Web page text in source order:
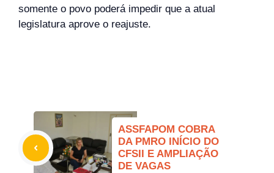
somente o povo poderá impedir que a atual
legislatura aprove o reajuste.
ASSFAPOM COBRA
DA PMRO INÍCIO DO
CFSII E AMPLIAÇÃO
DE VAGAS